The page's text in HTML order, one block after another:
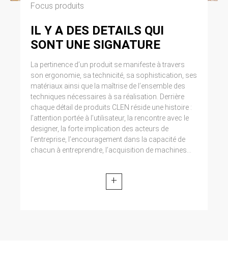
Focus produits
IL Y A DES DETAILS QUI
SONT UNE SIGNATURE
La pertinence d’un produit se manifeste à travers
son ergonomie, sa technicité, sa sophistication, ses
matériaux ainsi que la maîtrise de l’ensemble des
techniques nécessaires à sa réalisation. Derrière
chaque détail de produits CLEN réside une histoire :
l’attention portée à l’utilisateur, la rencontre avec le
designer, la forte implication des acteurs de
l’entreprise, l’encouragement dans la capacité de
chacun à entreprendre, l’acquisition de machines...
+